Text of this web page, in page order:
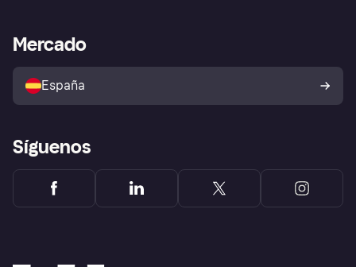
Directorio de tiendas
Política de protección al
comprador de Klarna
Reclamaciones
Acceso empresas
Mercado
España
Síguenos